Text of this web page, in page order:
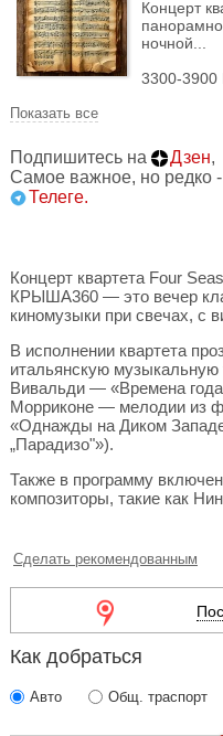
Концерт
ночной...
3300-3900
Показать все
Подпишитесь на Дзен,
Самое важное, но редко
Телеге.
Концерт квартета Four
КРЫША360 — это вечер
киномузыки при свечах, с
В исполнении квартета
итальянскую
Вивальди — «Времена
Морриконе — мелодии из
«Однажды на Диком
„Парадизо"»).
Также в программу
композиторы, такие как
Сделать рекомендованным
Как добраться
Авто Общ. траспорт